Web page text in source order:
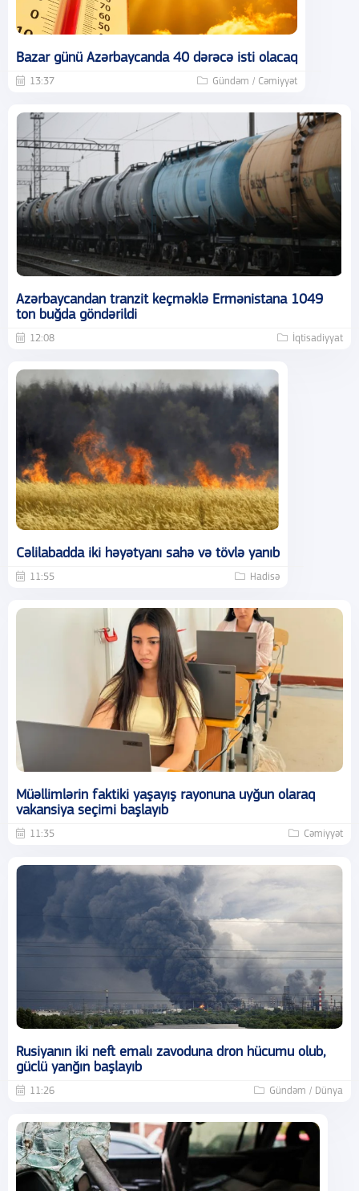
Bazar günü Azərbaycanda 40 dərəcə isti olacaq
13:37 Gündəm / Cəmiyyət
Azərbaycandan tranzit keçməklə Ermənistana 1049
ton buğda göndərildi
12:08 İqtisadiyyat
Cəlilabadda iki həyətyanı sahə və tövlə yanıb
11:55 Hadisə
Müəllimlərin faktiki yaşayış rayonuna uyğun olaraq
vakansiya seçimi başlayıb
11:35 Cəmiyyət
Rusiyanın iki neft emalı zavoduna dron hücumu olub,
güclü yanğın başlayıb
11:26 Gündəm / Dünya